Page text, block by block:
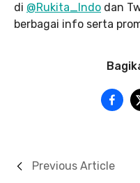
di @Rukita_Indo dan
berbagai info serta
Previous Article